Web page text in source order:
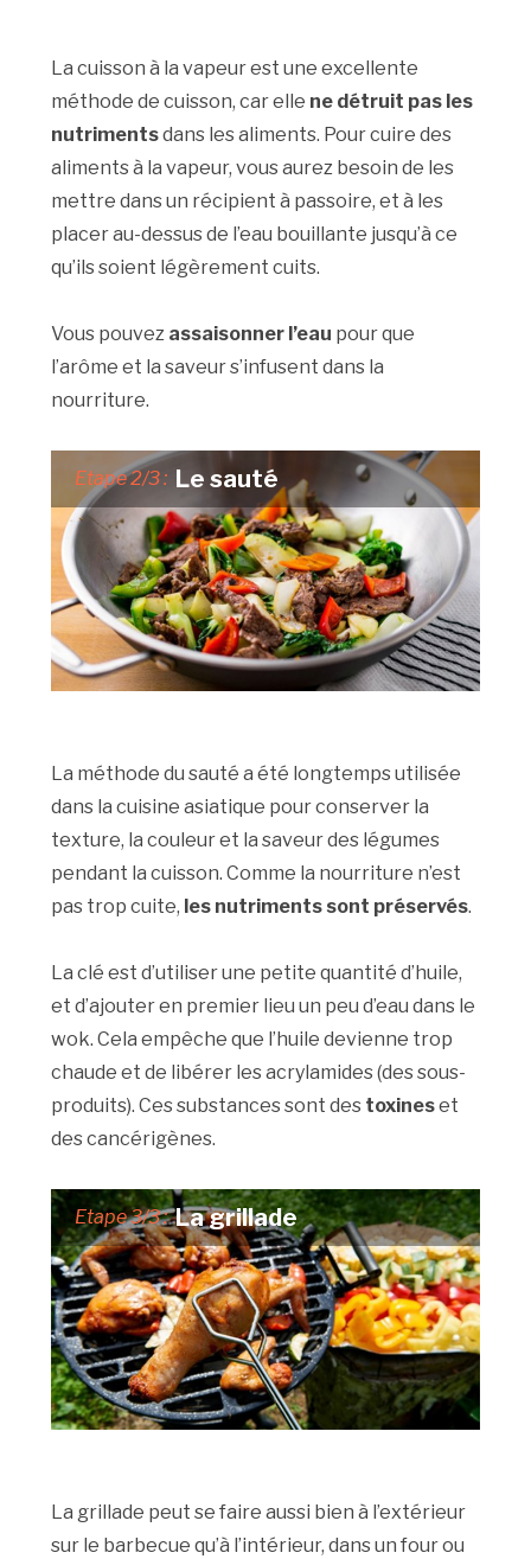
La cuisson à la vapeur est une excellente
méthode de cuisson, car elle ne détruit pas les
nutrimentsdans les aliments. Pour cuire des
aliments à la vapeur, vous aurez besoin de les
mettre dans un récipient à passoire, et à les
placer au-dessus de l’eau bouillante jusqu’à ce
qu’ils soient légèrement cuits.
Vous pouvez assaisonner l’eau pour que
l’arôme et la saveur s’infusent dans la
nourriture.
Etape 2/3 : Le sauté
La méthode du sauté a été longtemps utilisée
dans la cuisine asiatique pour conserver la
texture, la couleur et la saveur des légumes
pendant la cuisson. Comme la nourriture n’est
pas trop cuite, les nutriments sont préservés.
La clé est d’utiliser une petite quantité d’huile,
et d’ajouter en premier lieu un peu d’eau dans le
wok. Cela empêche que l’huile devienne trop
chaude et de libérer les acrylamides (des sous-
produits). Ces substances sont des toxineset
des cancérigènes.
Etape 3/3 : La grillade
La grillade peut se faire aussi bien à l’extérieur
sur le barbecue qu’à l’intérieur, dans un four ou